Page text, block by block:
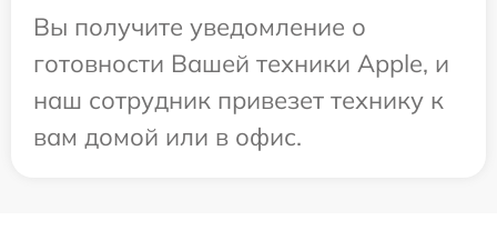
Вы получите уведомление о
готовности Вашей техники Apple, и
наш сотрудник привезет технику к
вам домой или в офис.